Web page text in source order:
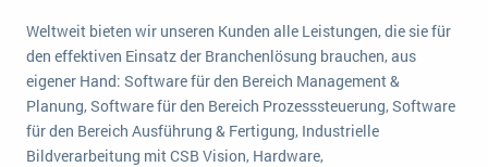
Weltweit bieten wir unseren Kunden alle Leistungen, die sie für
den effektiven Einsatz der Branchenlösung brauchen, aus
eigener Hand: Software für den Bereich Management &
Planung, Software für den Bereich Prozesssteuerung, Software
für den Bereich Ausführung & Fertigung, Industrielle
Bildverarbeitung mit CSB Vision, Hardware,